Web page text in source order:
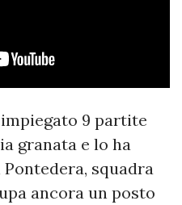
9 partite
granata e lo ha
squadra
ancora un posto